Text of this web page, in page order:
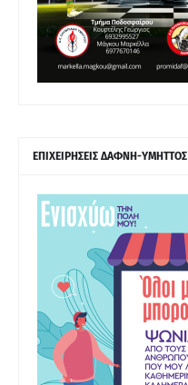
ΕΠΙΧΕΙΡΗΣΕΙΣ ΔΑΦΝΗ-ΥΜΗΤΤΟΣ